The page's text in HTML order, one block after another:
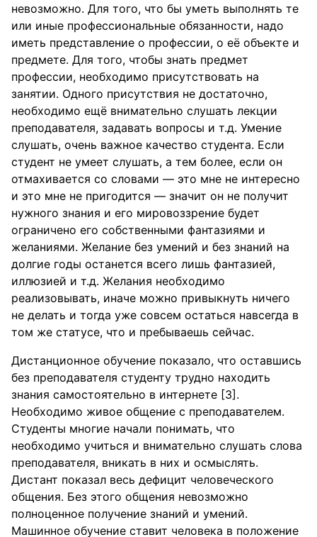
невозможно. Для того, что бы уметь выполнять те
или иные профессиональные обязанности, надо
иметь представление о профессии, о её объекте и
предмете. Для того, чтобы знать предмет
профессии, необходимо присутствовать на
занятии. Одного присутствия не достаточно,
необходимо ещё внимательно слушать лекции
преподавателя, задавать вопросы и т.д. Умение
слушать, очень важное качество студента. Если
студент не умеет слушать, а тем более, если он
отмахивается со словами — это мне не интересно
и это мне не пригодится — значит он не получит
нужного знания и его мировоззрение будет
ограничено его собственными фантазиями и
желаниями. Желание без умений и без знаний на
долгие годы останется всего лишь фантазией,
иллюзией и т.д. Желания необходимо
реализовывать, иначе можно привыкнуть ничего
не делать и тогда уже совсем остаться навсегда в
том же статусе, что и пребываешь сейчас.
Дистанционное обучение показало, что оставшись
без преподавателя студенту трудно находить
знания самостоятельно в интернете [3].
Необходимо живое общение с преподавателем.
Студенты многие начали понимать, что
необходимо учиться и внимательно слушать слова
преподавателя, вникать в них и осмыслять.
Дистант показал весь дефицит человеческого
общения. Без этого общения невозможно
полноценное получение знаний и умений.
Машинное обучение ставит человека в положение